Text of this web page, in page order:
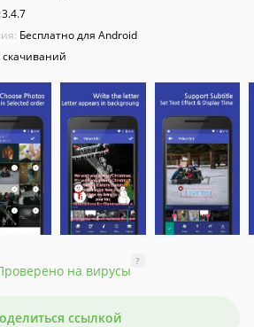
3.4.7
Бесплатно для Android
скачиваний
на вирусы
?
ссылкой